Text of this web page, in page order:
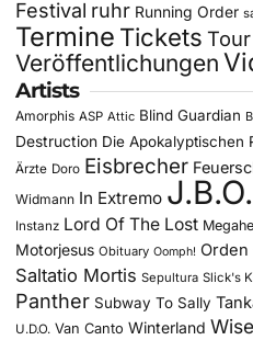
Festival ruhr Running Order
Termine Tickets Tour
Veröffentlichungen
Artists
Amorphis ASP Attic Blind Guardian
Destruction Die Apokalyptischen
Ärzte Doro Eisbrecher
Widmann In Extremo J.B.O.
Instanz Lord Of The Lost
Motorjesus Obituary Oomph! Orden
Saltatio Mortis Sepultura Slick's
Panther Subway To Sally
U.D.O. Van Canto Winterland